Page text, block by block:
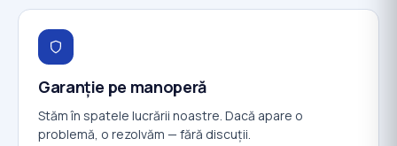
Garanție pe manoperă
Stăm în spatele lucrării noastre. Dacă apare o
problemă, o rezolvăm — fără discuții.